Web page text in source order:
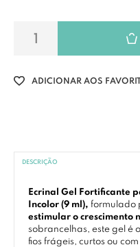
ADICIONAR AOS
DESCRIÇÃO
Ecrinal Gel Fortificante
Incolor (9 ml), formulado
estimular o crescimento
sobrancelhas, este gel é
fios frágeis, curtos ou